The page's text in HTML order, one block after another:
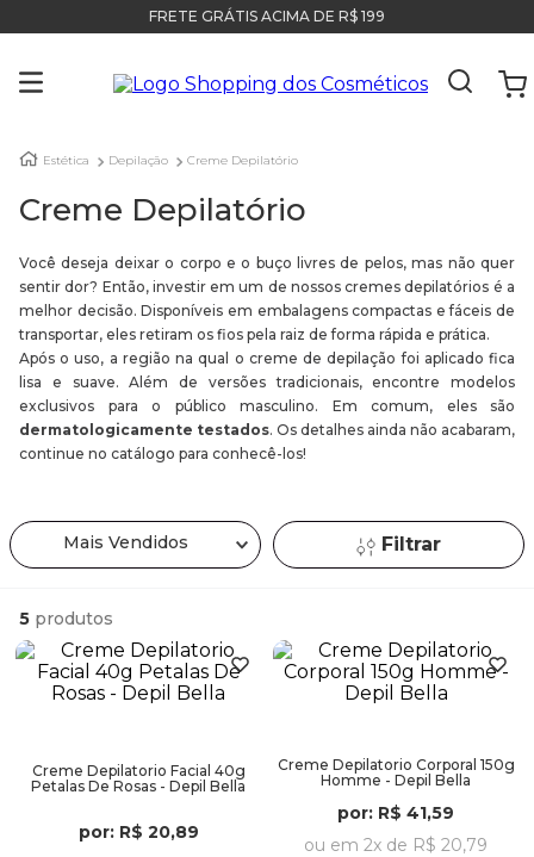
FRETE GRÁTIS ACIMA DE R$ 199
Estética Depilação Creme Depilatório
Creme Depilatório
Você deseja deixar o corpo e o buço livres de pelos, mas não quer
sentir dor? Então, investir em um de nossos cremes depilatórios é a
melhor decisão. Disponíveis em embalagens compactas e fáceis de
transportar, eles retiram os fios pela raiz de forma rápida e prática.
Após o uso, a região na qual o creme de depilação foi aplicado fica
lisa e suave. Além de versões tradicionais, encontre modelos
exclusivos para o público masculino. Em comum, eles são
dermatologicamente testados. Os detalhes ainda não acabaram,
continue no catálogo para conhecê-los!
Mais Vendidos Filtrar
5 produtos
Creme Depilatorio Facial 40g
Petalas De Rosas - Depil Bella
por: R$ 20,89
Creme Depilatorio Corporal 150g
Homme - Depil Bella
por: R$ 41,59
ou em 2x de R$ 20,79